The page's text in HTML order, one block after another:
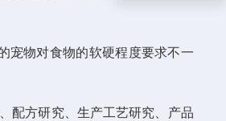
宠物对食物的软硬程度要求不一
配方研究、生产工艺研究、产品